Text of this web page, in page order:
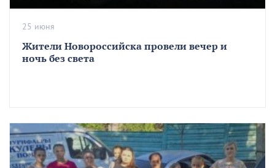
Жители Новороссийска провели вечер и
ночь без света
25 июня